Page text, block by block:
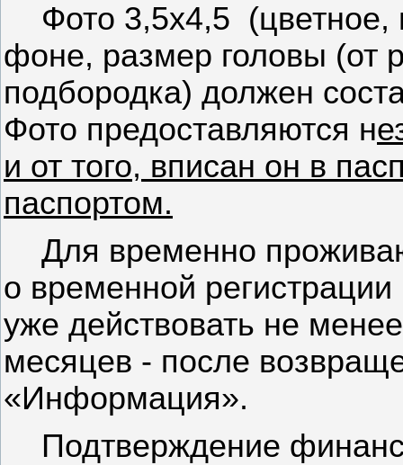
Фото 3,5х4,5
фоне, размер головы (от
подбородка) должен
Фото предоставляются н
и от того, вписан он в
паспортом.
Для временно
о временной
уже действовать не
месяцев - после
«Информация».
Подтверждение